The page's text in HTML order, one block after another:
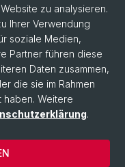
zu analysieren.
Ihrer Verwendung
soziale Medien,
Partner führen diese
Daten zusammen,
die sie im Rahmen
haben. Weitere
.